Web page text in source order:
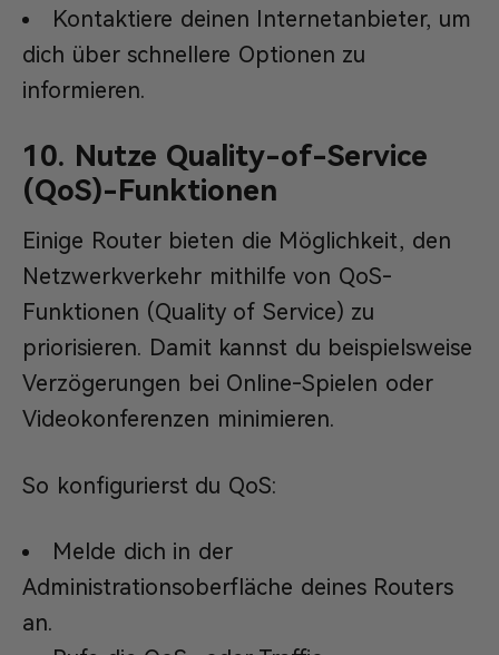
Kontaktiere deinen Internetanbieter, um
dich über schnellere Optionen zu
informieren.
10. Nutze Quality-of-Service
(QoS)-Funktionen
Einige Router bieten die Möglichkeit, den
Netzwerkverkehr mithilfe von QoS-
Funktionen (Quality of Service) zu
priorisieren. Damit kannst du beispielsweise
Verzögerungen bei Online-Spielen oder
Videokonferenzen minimieren.
So konfigurierst du QoS:
Melde dich in der
Administrationsoberfläche deines Routers
an.